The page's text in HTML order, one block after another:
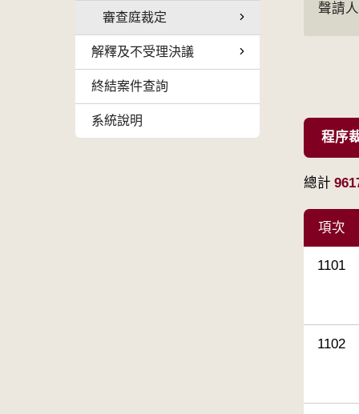
審查庭裁定
解釋及不受理決議
終結案件查詢
系統說明
聲請人
程序
總計
項次
1101
1102